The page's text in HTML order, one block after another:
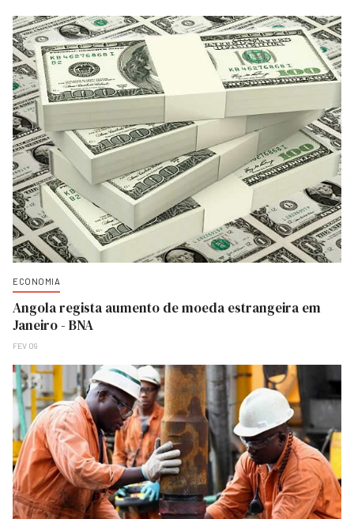
ECONOMIA
Angola regista aumento de moeda estrangeira em
Janeiro - BNA
FEV 09